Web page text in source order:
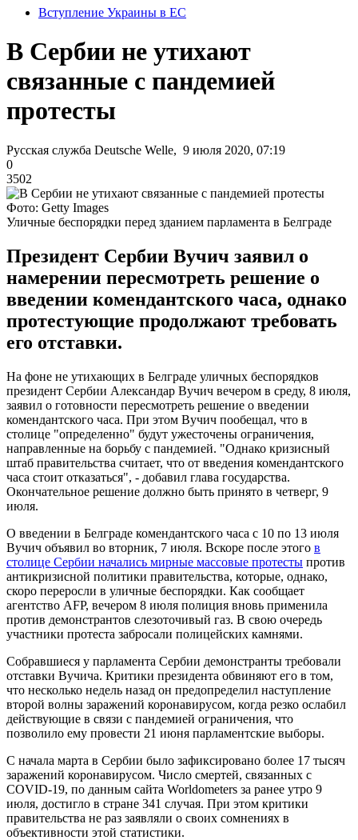
Вступление Украины в ЕС
В Сербии не утихают
связанные с пандемией
протесты
Русская служба Deutsche Welle, 9 июля 2020, 07:19
0
3502
Фото: Getty Images
Уличные беспорядки перед зданием парламента в Белграде
Президент Сербии Вучич заявил о
намерении пересмотреть решение о
введении комендантского часа, однако
протестующие продолжают требовать
его отставки.
На фоне не утихающих в Белграде уличных беспорядков
президент Сербии Александар Вучич вечером в среду, 8 июля,
заявил о готовности пересмотреть решение о введении
комендантского часа. При этом Вучич пообещал, что в
столице "определенно" будут ужесточены ограничения,
направленные на борьбу с пандемией. "Однако кризисный
штаб правительства считает, что от введения комендантского
часа стоит отказаться", - добавил глава государства.
Окончательное решение должно быть принято в четверг, 9
июля.
О введении в Белграде комендантского часа с 10 по 13 июля
Вучич объявил во вторник, 7 июля. Вскоре после этого в
столице Сербии начались мирные массовые протесты против
антикризисной политики правительства, которые, однако,
скоро переросли в уличные беспорядки. Как сообщает
агентство AFP, вечером 8 июля полиция вновь применила
против демонстрантов слезоточивый газ. В свою очередь
участники протеста забросали полицейских камнями.
Собравшиеся у парламента Сербии демонстранты требовали
отставки Вучича. Критики президента обвиняют его в том,
что несколько недель назад он предопределил наступление
второй волны заражений коронавирусом, когда резко ослабил
действующие в связи с пандемией ограничения, что
позволило ему провести 21 июня парламентские выборы.
С начала марта в Сербии было зафиксировано более 17 тысяч
заражений коронавирусом. Число смертей, связанных с
COVID-19, по данным сайта Worldometers за ранее утро 9
июля, достигло в стране 341 случая. При этом критики
правительства не раз заявляли о своих сомнениях в
объективности этой статистики.